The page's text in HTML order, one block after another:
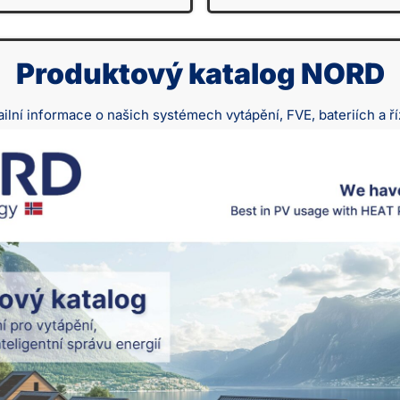
Produktový katalog NORD
informace o našich systémech vytápění, FVE, bateriích a